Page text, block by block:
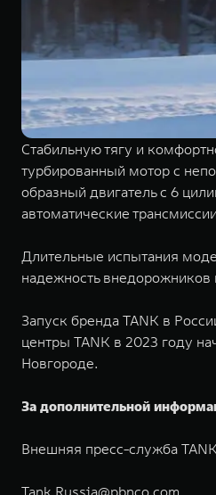
Стабильную тягу и
турбированный мотор с
образный двигатель с 6
автоматические
Длительные испытания
надежность внедорожников
Запуск бренда TANK в
центры TANK в 2023 году
Новгороде.
За дополнительной
Внешняя пресс-служба TANK
Tank.Russia@pbnco.com